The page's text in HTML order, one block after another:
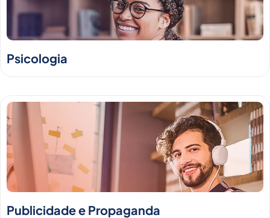
Psicologia
Publicidade e Propaganda